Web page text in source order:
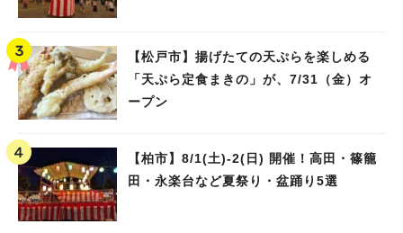
【松戸市】揚げたての天ぷらを楽しめる
「天ぷら定食まきの」が、7/31（金）オ
ープン
【柏市】8/1(土)‐2(日) 開催！高田・篠籠
田・永楽台など夏祭り・盆踊り5選